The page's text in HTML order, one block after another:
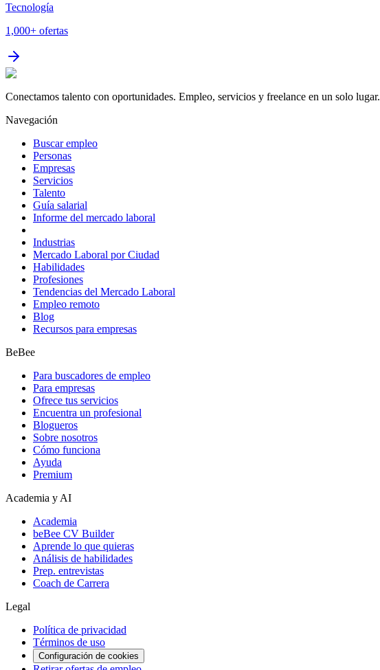
Tecnología
1,000+ ofertas
Conectamos talento con oportunidades. Empleo, servicios y freelance en un solo lugar.
Navegación
Buscar empleo
Personas
Empresas
Servicios
Talento
Guía salarial
Informe del mercado laboral
Industrias
Mercado Laboral por Ciudad
Habilidades
Profesiones
Tendencias del Mercado Laboral
Empleo remoto
Blog
Recursos para empresas
BeBee
Para buscadores de empleo
Para empresas
Ofrece tus servicios
Encuentra un profesional
Blogueros
Sobre nosotros
Cómo funciona
Ayuda
Premium
Academia y AI
Academia
beBee CV Builder
Aprende lo que quieras
Análisis de habilidades
Prep. entrevistas
Coach de Carrera
Legal
Política de privacidad
Términos de uso
Configuración de cookies